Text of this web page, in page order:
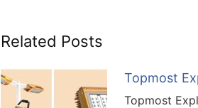
Related Posts
Topmost
Topmost